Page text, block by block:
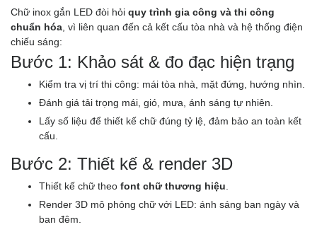
Chữ inox gắn LED đòi hỏi quy trình gia công và thi công
chuẩn hóa , vì liên quan đến cả kết cấu tòa nhà và hệ thống điện
chiếu sáng:
Bước 1: Khảo sát & đo đạc hiện trạng
Kiểm tra vị trí thi công: mái tòa nhà, mặt đứng, hướng nhìn.
Đánh giá tải trọng mái, gió, mưa, ánh sáng tự nhiên.
Lấy số liệu để thiết kế chữ đúng tỷ lệ, đảm bảo an toàn kết
cấu.
Bước 2: Thiết kế & render 3D
Thiết kế chữ theo font chữ thương hiệu
Render 3D mô phỏng chữ với LED: ánh sáng ban ngày và
ban đêm.